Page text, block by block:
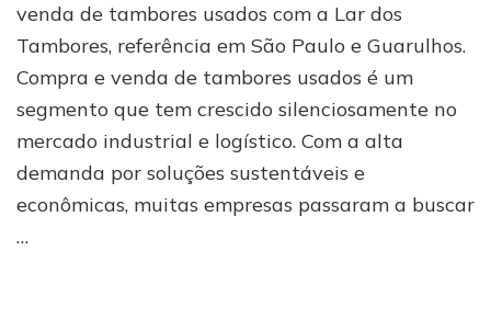
tambores
usados:
conheça
Lar
dos
Tambores
venda de tambores usados com a Lar dos
Tambores, referência em São Paulo e Guarulhos.
Compra e venda de tambores usados é um
segmento que tem crescido silenciosamente no
mercado industrial e logístico. Com a alta
demanda por soluções sustentáveis e
econômicas, muitas empresas passaram a buscar
…